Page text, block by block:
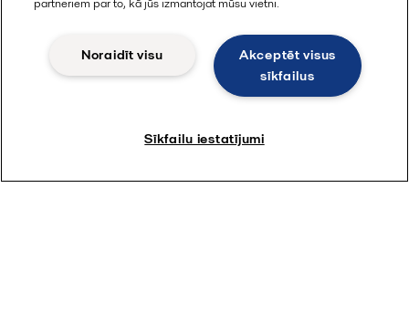
eksperti iepazīstinās ar jaunākajām analīzēm un
parādīs risinājumus, kas palīdzēs jums saglabāt
pareizo kursu.
Akceptēt visus
sīkfailus
Noraidīt visu
Sīkfailu iestatījumi